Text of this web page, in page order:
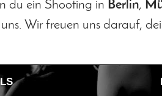
du ein Shooting in Berlin,
Wir freuen uns darauf,